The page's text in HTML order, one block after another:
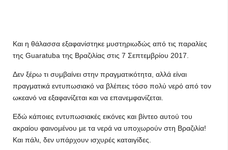
Και η θάλασσα εξαφανίστηκε μυστηριωδώς από τις παραλίες
της Guaratuba της Βραζιλίας στις 7 Σεπτεμβρίου 2017.
Δεν ξέρω τι συμβαίνει στην πραγματικότητα, αλλά είναι
πραγματικά εντυπωσιακό να βλέπεις τόσο πολύ νερό από τον
ωκεανό να εξαφανίζεται και να επανεμφανίζεται.
Εδώ κάποιες εντυπωσιακές εικόνες και βίντεο αυτού του
ακραίου φαινομένου με τα νερά να υποχωρούν στη Βραζιλία!
Και πάλι, δεν υπάρχουν ισχυρές καταιγίδες.